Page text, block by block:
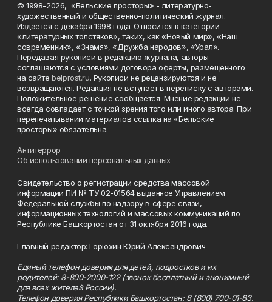
© 1998-2026, «Бельские просторы» - литературно-
художественный и общественно-политический журнал.
Издается с декабря 1998 года. Относится к категории
«литературных толстяков», таких, как «Новый мир», «Наш
современник», «Знамя», «Дружба народов», «Урал».
Передавая рукописи в редакцию журнала, авторы
соглашаются с условиями договора оферты, размещенного
на сайтеbelprost.ru. Рукописи не рецензируются и не
возвращаются. Редакция не вступает в переписку с авторами.
Положительное решение сообщается. Мнение редакции не
всегда совпадает с точкой зрения того или иного автора. При
перепечатывании материалов ссылка на «Бельские
просторы» обязательна.
Антитеррор
Об использовании персональных данных
Свидетельство о регистрации средства массовой
информации ПИ № ТУ 02-01564 выданное Управлением
Федеральной службы по надзору в сфере связи,
информационных технологий и массовых коммуникаций по
Республике Башкортостан от 31 октября 2016 года.
Главный редактор: Горюхин Юрий Александрович
Единый телефон доверия для детей, подростков и их
родителей: 8-800-2000-122 (звонок бесплатный и анонимный
для всех жителей России).
Телефон доверия Республики Башкортостан: 8 (800) 700-01-83.